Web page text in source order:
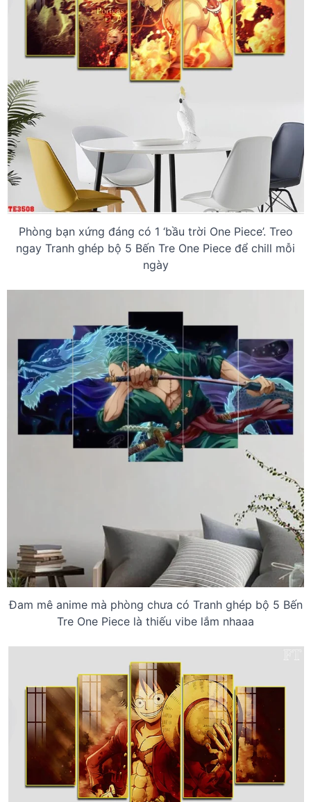
Phòng bạn xứng đáng có 1 ‘bầu trời One Piece’. Treo
ngay Tranh ghép bộ 5 Bến Tre One Piece để chill mỗi
ngày
Đam mê anime mà phòng chưa có Tranh ghép bộ 5 Bến
Tre One Piece là thiếu vibe lắm nhaaa